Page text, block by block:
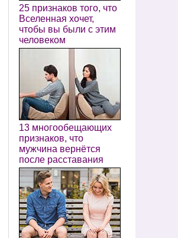
25 признаков того, что
Вселенная хочет,
чтобы вы были с этим
человеком
13 многообещающих
признаков, что
мужчина вернётся
после расставания